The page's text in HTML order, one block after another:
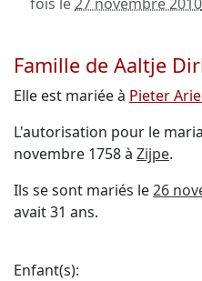
Famille de Aaltje
Elle est mariée à Pieter
L'autorisation pour le
novembre 1758 à Zijpe.
Ils se sont mariés le26
avait 31 ans.
Enfant(s):